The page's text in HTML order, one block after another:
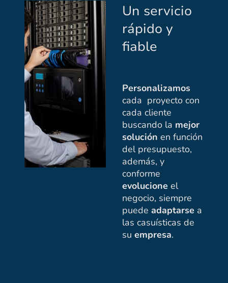
Un servicio
rápido y
fiable
Personalizamos
cada proyecto con
cada cliente
buscando la mejor
solución en función
del presupuesto,
además, y
conforme
evolucione el
negocio, siempre
puede adaptarse a
las casuísticas de
su empresa.